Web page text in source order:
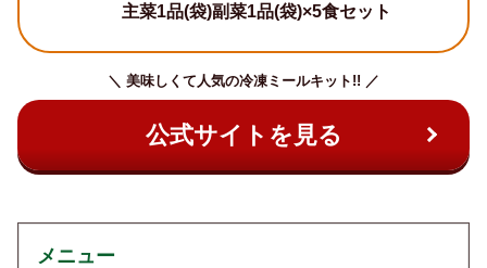
主菜1品(袋)副菜1品(袋)×5食セット
＼ 美味しくて人気の冷凍ミールキット!! ／
公式サイトを見る
メニュー